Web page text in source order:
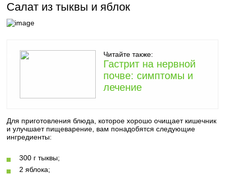
Салат из тыквы и яблок
Читайте также:
Гастрит на нервной
почве: симптомы и
лечение
Для приготовления блюда, которое хорошо очищает кишечник
и улучшает пищеварение, вам понадобятся следующие
ингредиенты:
300 г тыквы;
2 яблока;